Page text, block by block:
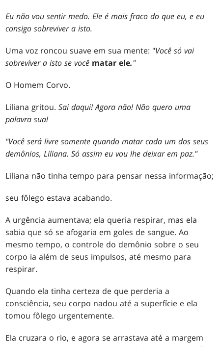
Eu não vou sentir medo. Ele é mais fraco do que eu, e eu
consigo sobreviver a isto.
Uma voz roncou suave em sua mente: "Você só vai
sobreviver a isto se você matar ele."
O Homem Corvo.
Liliana gritou.Sai daqui! Agora não! Não quero uma
palavra sua!
"Você será livre somente quando matar cada um dos seus
demônios, Liliana. Só assim eu vou lhe deixar em paz."
Liliana não tinha tempo para pensar nessa informação;
seu fôlego estava acabando.
A urgência aumentava; ela queria respirar, mas ela
sabia que só se afogaria em goles de sangue. Ao
mesmo tempo, o controle do demônio sobre o seu
corpo ia além de seus impulsos, até mesmo para
respirar.
Quando ela tinha certeza de que perderia a
consciência, seu corpo nadou até a superfície e ela
tomou fôlego urgentemente.
Ela cruzara o rio, e agora se arrastava até a margem